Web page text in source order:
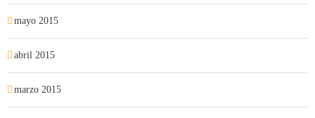
mayo 2015
abril 2015
marzo 2015